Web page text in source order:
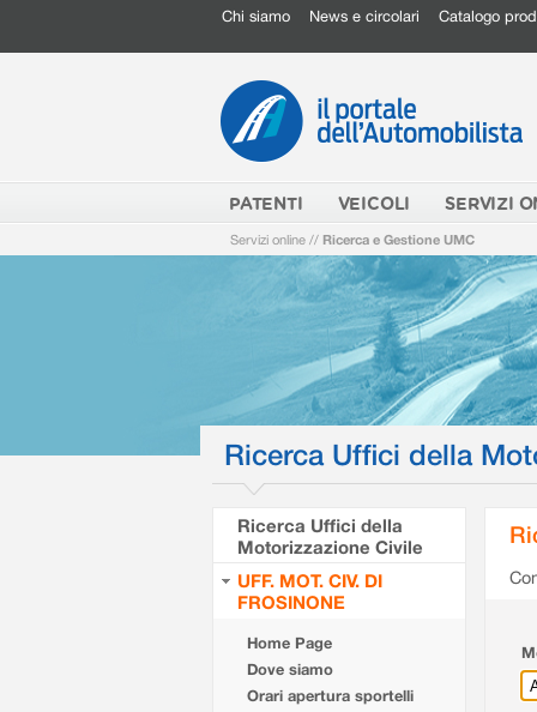
Chi siamo News e circolari Catalogo
PATENTI VEICOLI SERVIZI
Servizi online // Ricerca e Gestione UMC
Ricerca Uffici della
Ricerca Uffici della
Motorizzazione Civile
UFF. MOT. CIV. DI
FROSINONE
Home Page
Dove siamo
Orari apertura sportelli